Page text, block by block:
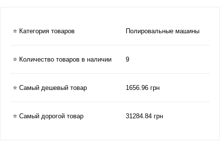
⭐ Категория товаров Полировальные машины
⭐ Количество товаров в наличии 9
⭐ Самый дешевый товар 1656.96 грн
⭐ Самый дорогой товар 31284.84 грн